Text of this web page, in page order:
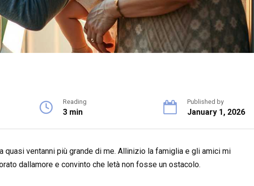
Reading
3 min
Published by
January 1, 2026
quasi ventanni più grande di me. Allinizio la famiglia e gli amici mi
dallamore e convinto che letà non fosse un ostacolo.